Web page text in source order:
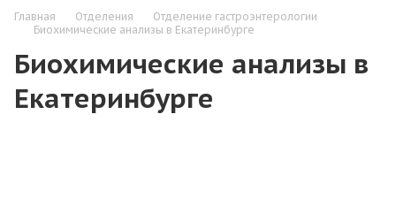
Главная Отделения
Отделение гастроэнтерологии
Биохимические анализы в Екатеринбурге
Биохимические анализы в
Екатеринбурге